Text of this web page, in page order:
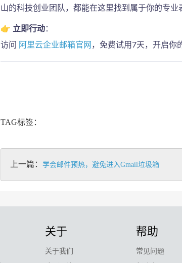
山的科技创业团队，都能在这里找到属于你的专业
👉 立即行动：
访问
阿里云企业邮箱官网 ，免费试用7天，开启你
TAG标签：
上一篇：学会邮件预热，避免进入Gmail垃圾箱
关于
关于我们
帮助
常见问题